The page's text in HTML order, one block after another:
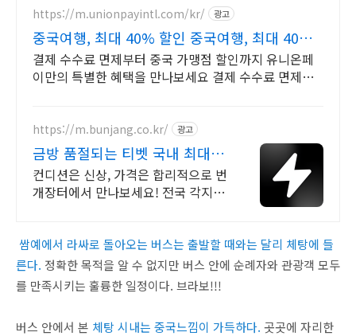
https://m.unionpayintl.com/kr/ 광고
중국여행, 최대 40% 할인 중국여행, 최대 40%
할인
결제 수수료 면제부터 중국 가맹점 할인까지 유니온페
이만의 특별한 혜택을 만나보세요 결제 수수료 면제부
https://m.bunjang.co.kr/ 광고
금방 품절되는 티벳 국내 최대
브랜드 중고거래
컨디션은 신상, 가격은 합리적으로 번
개장터에서 만나보세요! 전국 각지에
쌈예에서 라싸로 돌아오는 버스는 출발할 때와는 달리 체탕에 들
른다. 정확한 목적을 알 수 없지만 버스 안에 순례자와 관광객 모두
를 만족시키는 훌륭한 일정이다. 브라보!!!
버스 안에서 본 체탕 시내는 중국느낌이 가득하다. 곳곳에 자리한